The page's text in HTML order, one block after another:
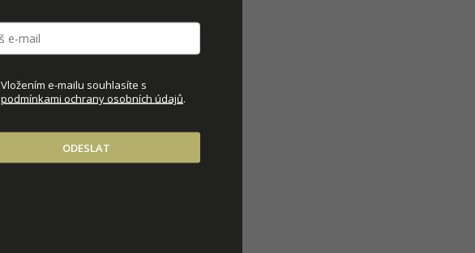
Vložením e-mailu souhlasíte s
podmínkami ochrany osobních údajů.
ODESLAT